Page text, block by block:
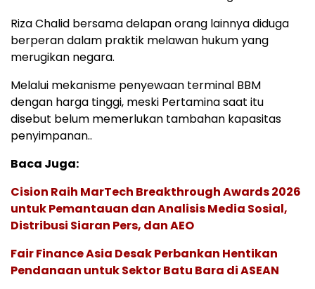
Riza Chalid bersama delapan orang lainnya diduga
berperan dalam praktik melawan hukum yang
merugikan negara.
Melalui mekanisme penyewaan terminal BBM
dengan harga tinggi, meski Pertamina saat itu
disebut belum memerlukan tambahan kapasitas
penyimpanan..
Baca Juga:
Cision Raih MarTech Breakthrough Awards 2026
untuk Pemantauan dan Analisis Media Sosial,
Distribusi Siaran Pers, dan AEO
Fair Finance Asia Desak Perbankan Hentikan
Pendanaan untuk Sektor Batu Bara di ASEAN